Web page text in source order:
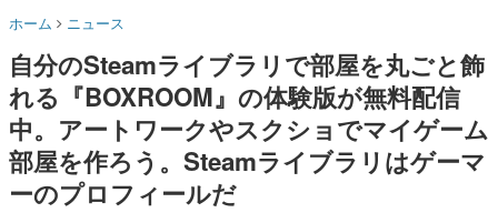
名作ゲームクリエイターの方々に製作時のエピソードをお
きます。
赫本
この物語を解いてはいけない。『赫本』は、〈試験問題〉
の形をした短編ホラー小説集です。
新世代に訊く
これからのデジタルゲーム市場を担う若きクリエイター達
て、BPOが議論を交わす
ホーム ニュース
自分のSteamライブラリで部屋を丸ごと飾
れる『BOXROOM』の体験版が無料配信
中。アートワークやスクショでマイゲーム
部屋を作ろう。Steamライブラリはゲーマ
ーのプロフィールだ